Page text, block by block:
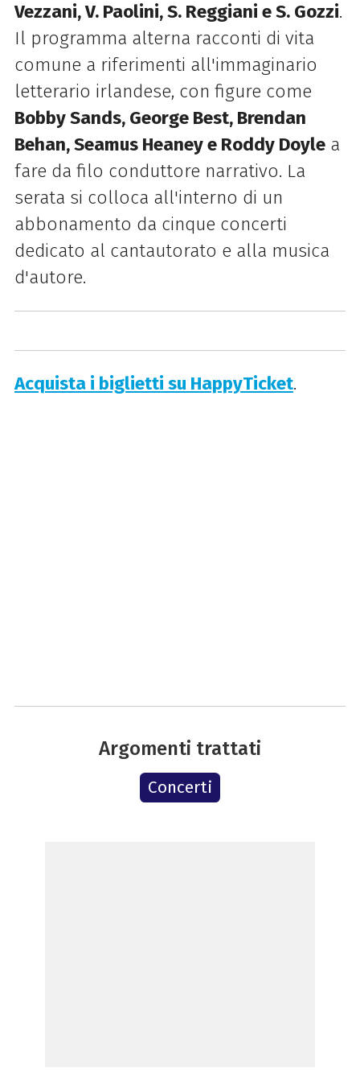
Vezzani, V. Paolini, S. Reggiani e S. Gozzi.
Il programma alterna racconti di vita
comune a riferimenti all'immaginario
letterario irlandese, con figure come
Bobby Sands, George Best, Brendan
Behan, Seamus Heaney e Roddy Doylea
fare da filo conduttore narrativo. La
serata si colloca all'interno di un
abbonamento da cinque concerti
dedicato al cantautorato e alla musica
d'autore.
Acquista i biglietti su HappyTicket.
Argomenti trattati
Concerti